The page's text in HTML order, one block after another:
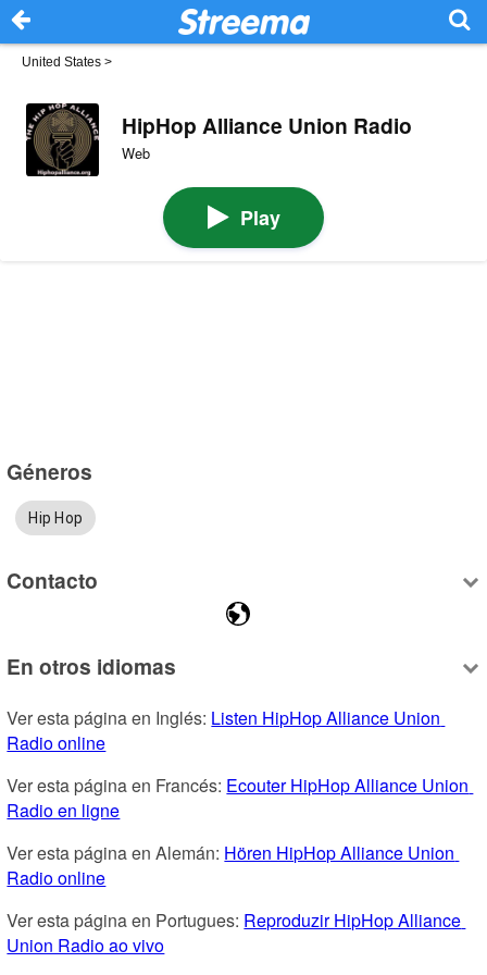
United States >
HipHop Alliance Union Radio
Web
Play
Géneros
Hip Hop
Contacto
En otros idiomas
Ver esta página en Inglés: Listen HipHop Alliance Union
Radio online
Ver esta página en Francés: Ecouter HipHop Alliance Union
Radio en ligne
Ver esta página en Alemán: Hören HipHop Alliance Union
Radio online
Ver esta página en Portugues: Reproduzir HipHop Alliance
Union Radio ao vivo